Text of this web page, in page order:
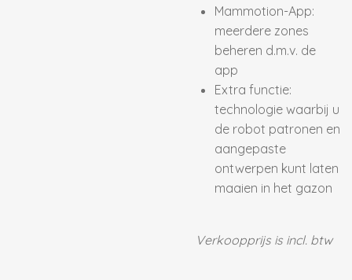
Mammotion-App:
meerdere zones
beheren d.m.v. de
app
Extra functie:
technologie waarbij u
de robot patronen en
aangepaste
ontwerpen kunt laten
maaien in het gazon
Verkoopprijs is incl. btw